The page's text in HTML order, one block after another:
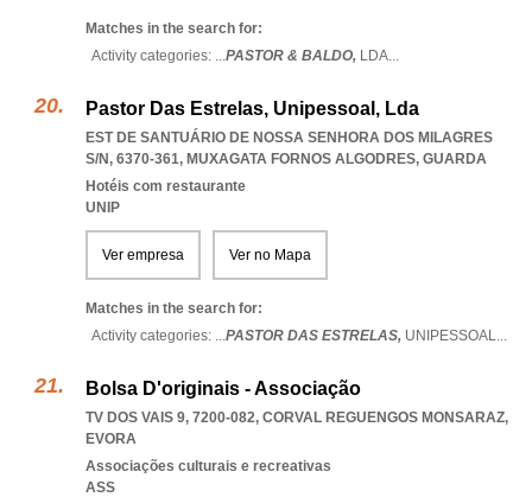
Matches in the search for:
Activity categories: ...PASTOR & BALDO, LDA...
Pastor Das Estrelas, Unipessoal, Lda
EST DE SANTUÁRIO DE NOSSA SENHORA DOS MILAGRES
S/N, 6370-361, MUXAGATA FORNOS ALGODRES, GUARDA
Hotéis com restaurante
UNIP
Ver empresa Ver no Mapa
Matches in the search for:
Activity categories: ...PASTOR DAS ESTRELAS, UNIPESSOAL...
Bolsa D'originais - Associação
TV DOS VAIS 9, 7200-082, CORVAL REGUENGOS MONSARAZ,
EVORA
Associações culturais e recreativas
ASS